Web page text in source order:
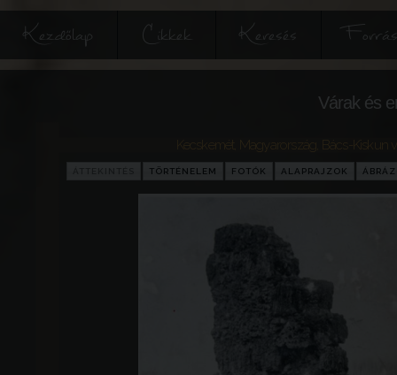
Kezdőlap Cikkek Keresés
Várak és
Kecskemét Magyarország
TÖRTÉNELEM FOTÓK ALAPRAJZOK